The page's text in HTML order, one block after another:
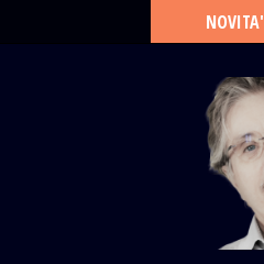
NOVITA'